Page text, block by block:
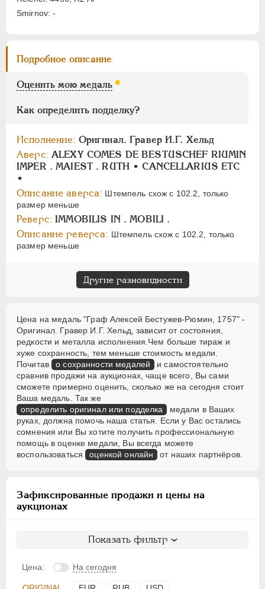
Smirnov: -
Подробное описание
Оценить мою медаль
Как определить подделку?
Исполнение: Оригинал. Гравер И.Г. Хельд
Аверс: ALEXY COMES DE BESTUSCHEF RIUMIN
IMPER . MAIEST . RUTH • CANCELLARIUS ETC
•
Описание аверса: Штемпель схож с 102.2, только
размер меньше
Реверс: IMMOBILIS IN . MOBILI .
Описание реверса: Штемпель схож с 102.2, только
размер меньше
Другие разновидности
Цена на медаль "Граф Алексей Бестужев-Рюмин, 1757" -
Оригинал. Гравер И.Г. Хельд, зависит от состояния,
редкости и металла исполнения.Чем больше тираж и
хуже сохранность, тем меньше стоимость медали.
Почитав о сохранности медалей
и самостоятельно
сравнив продажи на аукционах, чаще всего, Вы сами
сможете примерно оценить, сколько же на сегодня стоит
Ваша медаль. Так же
определить оригинал или подделка
медали в Ваших
руках, должна помочь наша статья. Если у Вас остались
сомнения или Вы хотите получить профессиональную
помощь в оценке медали, Вы всегда можете
воспользоваться оценкой онлайн от наших партнёров.
Зафиксированные продажи и цены на
аукционах
Показать фильтр
Цена: На сегодня
НИКОЛАЙ II